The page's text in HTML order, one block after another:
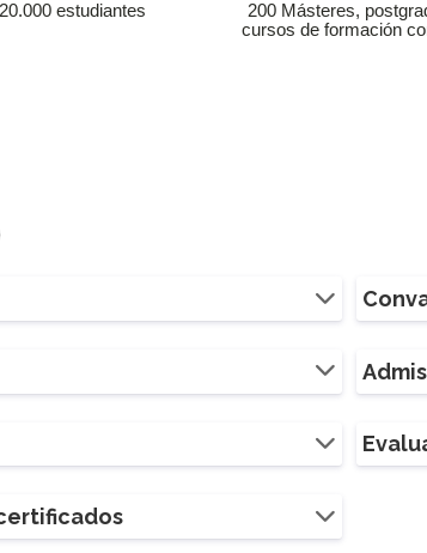
estudiantes
200 Másteres,
cursos de formación